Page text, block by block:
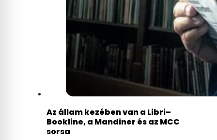
Az állam kezében van a Libri–
Bookline, a Mandiner és az MCC
sorsa